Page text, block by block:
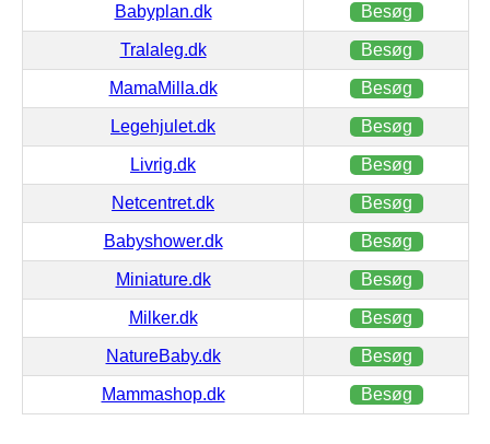
Babyplan.dk Besøg
Tralaleg.dk Besøg
MamaMilla.dk Besøg
Legehjulet.dk Besøg
Livrig.dk Besøg
Netcentret.dk Besøg
Babyshower.dk Besøg
Miniature.dk Besøg
Milker.dk Besøg
NatureBaby.dk Besøg
Mammashop.dk Besøg